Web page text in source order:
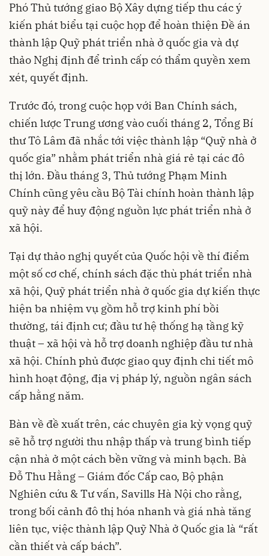
Phó Thủ tướng giao Bộ Xây dựng tiếp thu các ý
kiến phát biểu tại cuộc họp để hoàn thiện Đề án
thành lập Quỹ phát triển nhà ở quốc gia và dự
thảo Nghị định để trình cấp có thẩm quyền xem
xét, quyết định.
Trước đó, trong cuộc họp với Ban Chính sách,
chiến lược Trung ương vào cuối tháng 2, Tổng Bí
thư Tô Lâm đã nhắc tới việc thành lập “Quỹ nhà ở
quốc gia” nhằm phát triển nhà giá rẻ tại các đô
thị lớn. Đầu tháng 3, Thủ tướng Phạm Minh
Chính cũng yêu cầu Bộ Tài chính hoàn thành lập
quỹ này để huy động nguồn lực phát triển nhà ở
xã hội.
Tại dự thảo nghị quyết của Quốc hội về thí điểm
một số cơ chế, chính sách đặc thù phát triển nhà
xã hội, Quỹ phát triển nhà ở quốc gia dự kiến thực
hiện ba nhiệm vụ gồm hỗ trợ kinh phí bồi
thường, tái định cư; đầu tư hệ thống hạ tầng kỹ
thuật – xã hội và hỗ trợ doanh nghiệp đầu tư nhà
xã hội. Chính phủ được giao quy định chi tiết mô
hình hoạt động, địa vị pháp lý, nguồn ngân sách
cấp hằng năm.
Bàn về đề xuất trên, các chuyên gia kỳ vọng quỹ
sẽ hỗ trợ người thu nhập thấp và trung bình tiếp
cận nhà ở một cách bền vững và minh bạch. Bà
Đỗ Thu Hằng – Giám đốc Cấp cao, Bộ phận
Nghiên cứu & Tư vấn, Savills Hà Nội cho rằng,
trong bối cảnh đô thị hóa nhanh và giá nhà tăng
liên tục, việc thành lập Quỹ Nhà ở Quốc gia là “rất
cần thiết và cấp bách”.